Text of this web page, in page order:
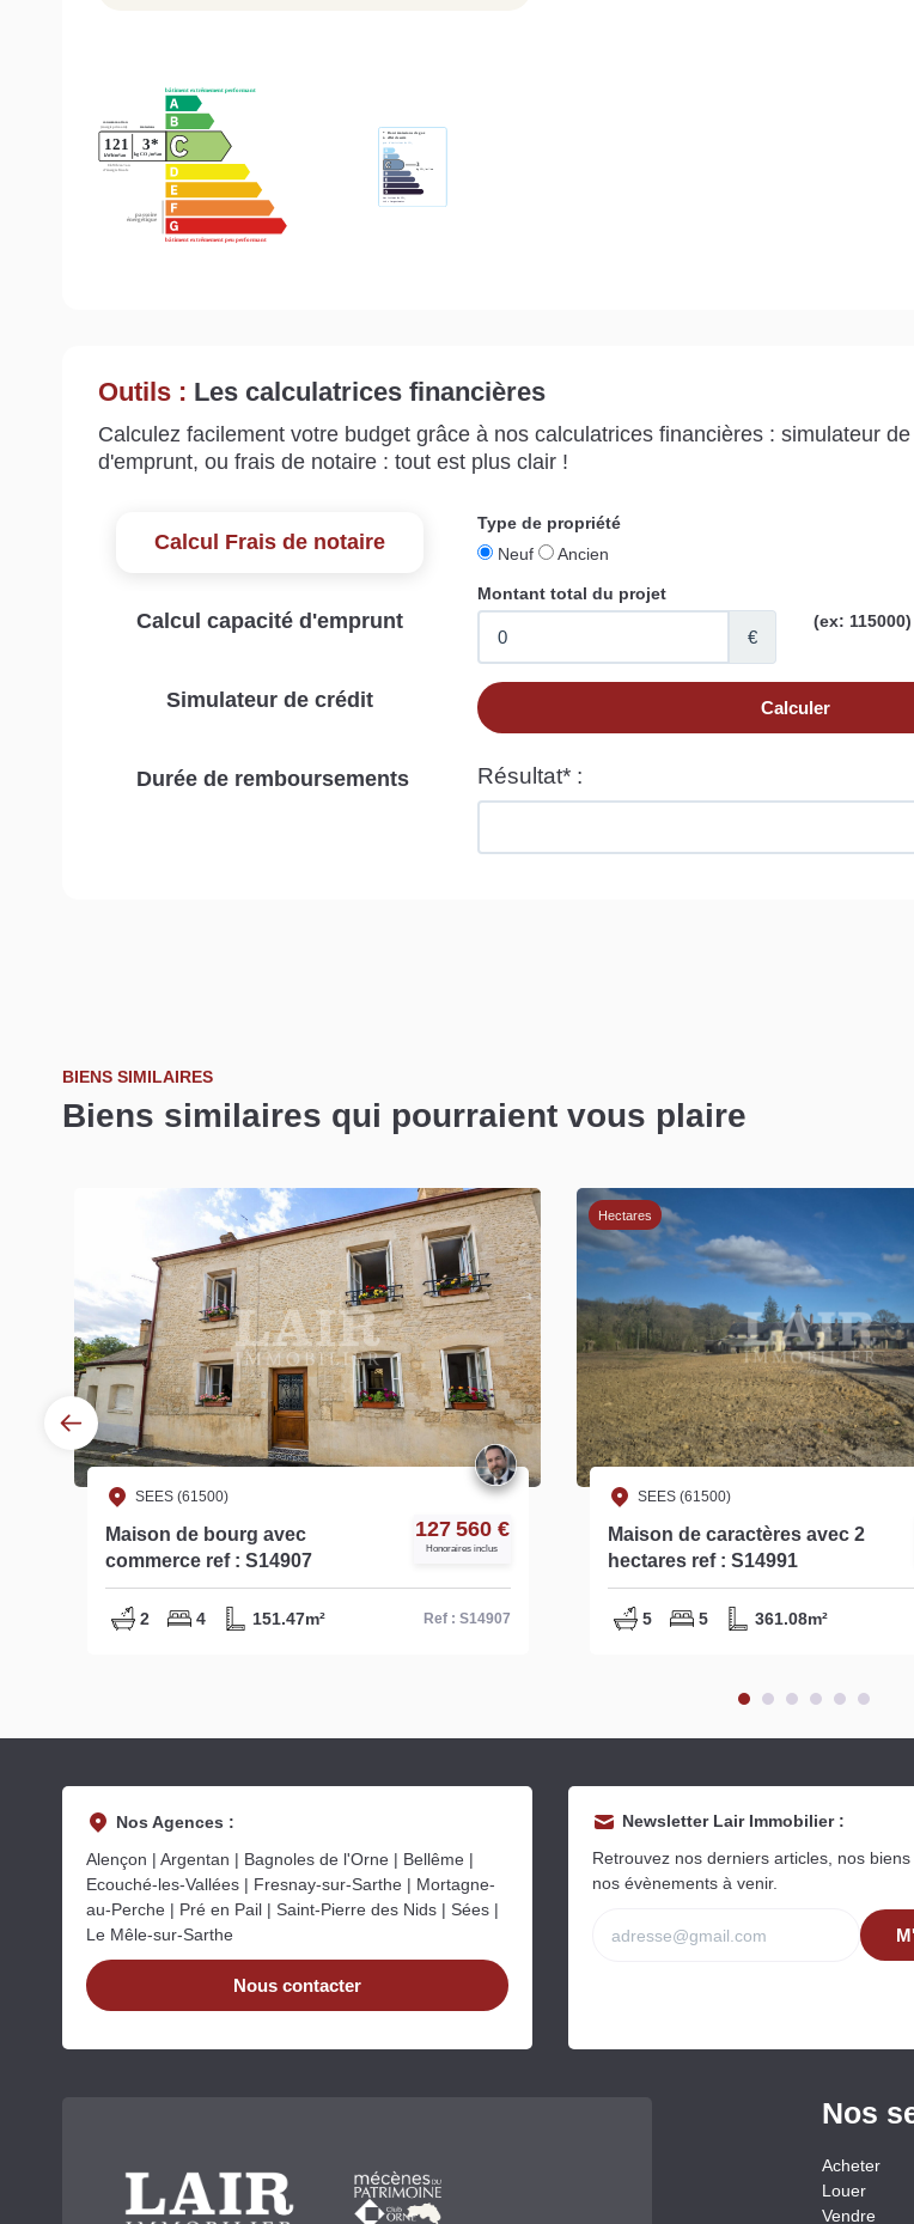
Outils : Les calculatrices financières
Calculez facilement votre budget grâce à nos calculatrices financières : simulateur
d'emprunt, ou frais de notaire : tout est plus clair !
Calcul Frais de notaire
Calcul capacité d'emprunt
Simulateur de crédit
Durée de remboursements
BIENS SIMILAIRES
Biens similaires qui pourraient vous plaire
SEES (61500)
Maison de bourg avec
commerce ref : S14907
127 560 €
Honoraires inclus
2 4 151.47m² Ref : S14907
Hectares
SEES (61500)
Maison de caractères avec 2
hectares ref : S14991
5 5 361.08m²
Nos Agences :
Alençon | Argentan | Bagnoles de l'Orne | Bellême |
Ecouché-les-Vallées | Fresnay-sur-Sarthe | Mortagne-
au-Perche | Pré en Pail | Saint-Pierre des Nids | Sées |
Le Mêle-sur-Sarthe
Nous contacter
Newsletter Lair Immobilier :
Retrouvez nos derniers articles, nos
nos évènements à venir.
Nos
Acheter
Louer
Vendre